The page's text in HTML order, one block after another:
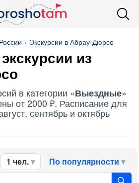
Экскурсии в Абрау-Дюрсо
экскурсии из
в категории «Выездные»
от 2000 ₽. Расписание для
сентябрь и октябрь
1 чел. По популярности